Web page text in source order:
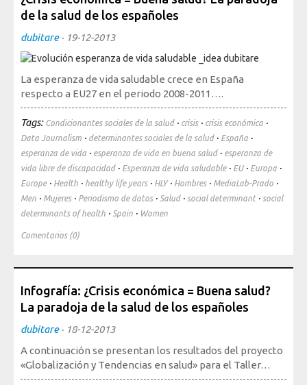
de la salud de los españoles
dubitare· 19-12-2013
La esperanza de vida saludable crece en España
respecto a EU27 en el periodo 2008-2011….
Tags: Condicionantes sociales de la salud· crisis· crisis económica ·
Data Journalism · determinantes sociales de la salud· España ·
esperanza de vida · esperanza de vida en buena salud· esperanza de
vida libre de discapacidad· Esperanza de vida saludable· EU· Europa ·
Europe· Health · healthy life years· HLY· Hombres· MediaLab-Prado ·
Men · Mujeres· Periodismo de datos· Salud· social determinant· social
determinants of health · Spain · Women
Comentarios (0)
Infografía: ¿Crisis económica = Buena salud?
La paradoja de la salud de los españoles
dubitare· 18-12-2013
A continuación se presentan los resultados del proyecto
«Globalización y Tendencias en salud» para el Taller…